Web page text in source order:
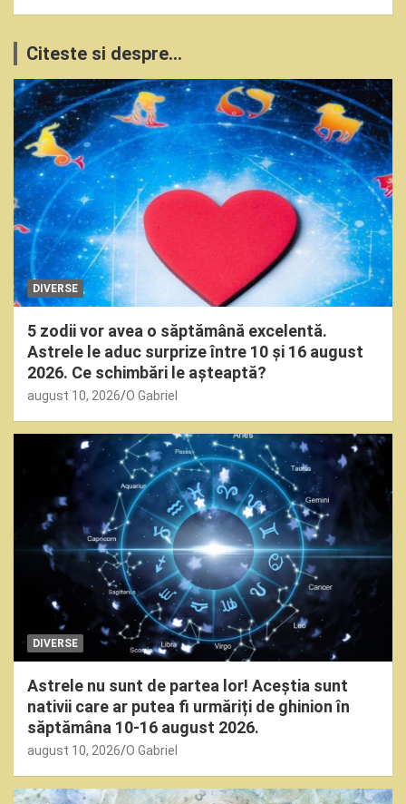
Citeste si despre...
DIVERSE
5 zodii vor avea o săptămână excelentă.
Astrele le aduc surprize între 10 și 16 august
2026. Ce schimbări le așteaptă?
august 10, 2026 O Gabriel
DIVERSE
Astrele nu sunt de partea lor! Aceștia sunt
nativii care ar putea fi urmăriți de ghinion în
săptămâna 10-16 august 2026.
august 10, 2026 O Gabriel